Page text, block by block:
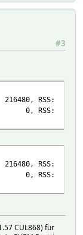
#3
216480, RSS:
0, RSS:
216480, RSS:
0,
CUL868) für